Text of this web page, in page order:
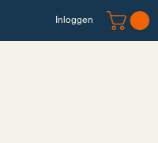
Inloggen